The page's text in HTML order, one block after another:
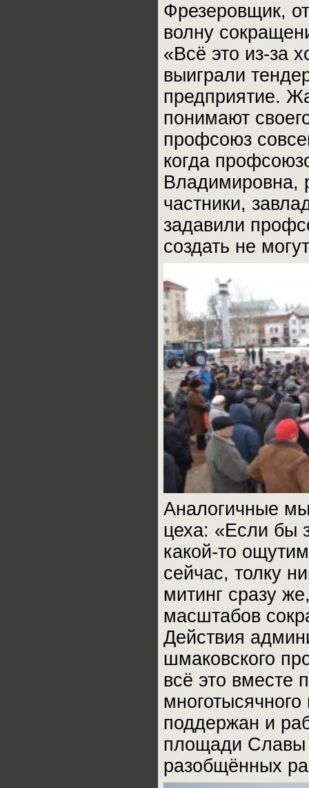
Фрезеровщик,
волну
«Всё это из-за
выиграли
предприятие.
понимают
профсоюз
когда
Владимировна,
частники,
задавили
создать не
Аналогичные
цеха: «Если бы
какой-то
сейчас, толку
митинг сразу
масштабов
Действия
шмаковского
всё это вместе
поддержан и
площади Славы
разобщённых